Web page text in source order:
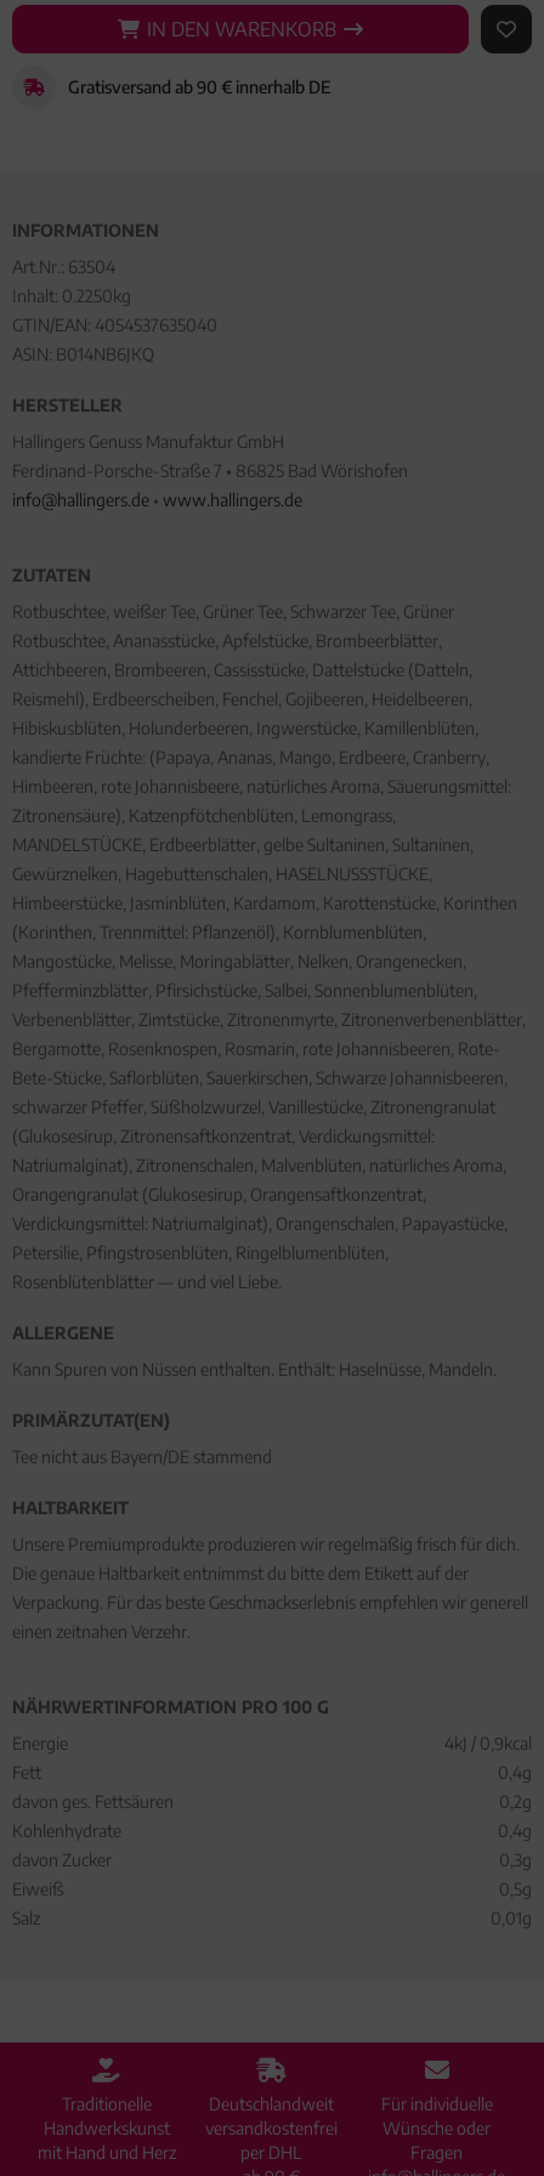
IN DEN WARENKORB
IN DEN WARENKORB AUF
Gratisversand ab 90 € innerhalb DE
INFORMATIONEN
Art.Nr.: 63504
Inhalt: 0.2250kg
GTIN/EAN: 4054537635040
ASIN: B014NB6JKQ
HERSTELLER
Hallingers Genuss Manufaktur GmbH
Ferdinand-Porsche-Straße 7 • 86825 Bad Wörishofen
info@hallingers.de • www.hallingers.de
ZUTATEN
Rotbuschtee, weißer Tee, Grüner Tee, Schwarzer Tee, Grüner
Rotbuschtee, Ananasstücke, Apfelstücke, Brombeerblätter,
Attichbeeren, Brombeeren, Cassisstücke, Dattelstücke (Datteln,
Reismehl), Erdbeerscheiben, Fenchel, Gojibeeren, Heidelbeeren,
Hibiskusblüten, Holunderbeeren, Ingwerstücke, Kamillenblüten,
kandierte Früchte: (Papaya, Ananas, Mango, Erdbeere, Cranberry,
Himbeeren, rote Johannisbeere, natürliches Aroma, Säuerungsmittel:
Zitronensäure), Katzenpfötchenblüten, Lemongrass,
MANDELSTÜCKE, Erdbeerblätter, gelbe Sultaninen, Sultaninen,
Gewürznelken, Hagebuttenschalen, HASELNUSSSTÜCKE,
Himbeerstücke, Jasminblüten, Kardamom, Karottenstücke, Korinthen
(Korinthen, Trennmittel: Pflanzenöl), Kornblumenblüten,
Mangostücke, Melisse, Moringablätter, Nelken, Orangenecken,
Pfefferminzblätter, Pfirsichstücke, Salbei, Sonnenblumenblüten,
Verbenenblätter, Zimtstücke, Zitronenmyrte, Zitronenverbenenblätter,
Bergamotte, Rosenknospen, Rosmarin, rote Johannisbeeren, Rote-
Bete-Stücke, Saflorblüten, Sauerkirschen, Schwarze Johannisbeeren,
schwarzer Pfeffer, Süßholzwurzel, Vanillestücke, Zitronengranulat
(Glukosesirup, Zitronensaftkonzentrat, Verdickungsmittel:
Natriumalginat), Zitronenschalen, Malvenblüten, natürliches Aroma,
Orangengranulat (Glukosesirup, Orangensaftkonzentrat,
Verdickungsmittel: Natriumalginat), Orangenschalen, Papayastücke,
Petersilie, Pfingstrosenblüten, Ringelblumenblüten,
Rosenblütenblätter — und viel Liebe.
ALLERGENE
Kann Spuren von Nüssen enthalten. Enthält: Haselnüsse, Mandeln.
PRIMÄRZUTAT(EN)
Tee nicht aus Bayern/DE stammend
HALTBARKEIT
Unsere Premiumprodukte produzieren wir regelmäßig frisch für dich.
Die genaue Haltbarkeit entnimmst du bitte dem Etikett auf der
Verpackung. Für das beste Geschmackserlebnis empfehlen wir generell
einen zeitnahen Verzehr.
NÄHRWERTINFORMATION PRO 100 G
Energie
4kJ / 0,9kcal
Fett
0,4g
davon ges. Fettsäuren
0,2g
Kohlenhydrate
0,4g
davon Zucker
0,3g
Eiweiß
0,5g
Salz
0,01g
Traditionelle
Handwerkskunst
mit Hand und Herz
Deutschlandweit
versandkostenfrei
per DHL
Für individuelle
Wünsche oder
Fragen